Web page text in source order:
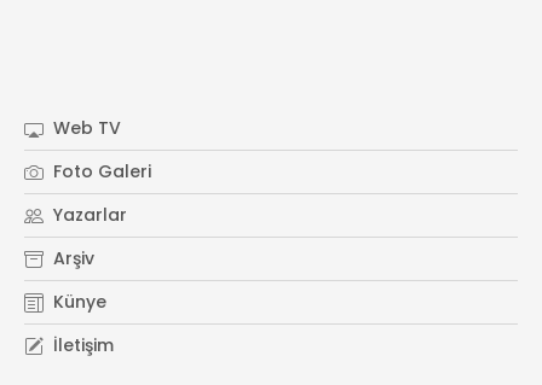
Web TV
Foto Galeri
Yazarlar
Arşiv
Künye
İletişim